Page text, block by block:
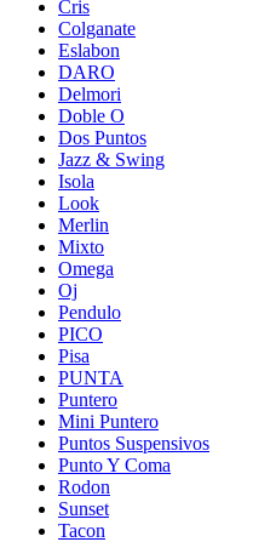
Cris
Colganate
Eslabon
DARO
Delmori
Doble O
Dos Puntos
Jazz & Swing
Isola
Look
Merlin
Mixto
Omega
Oj
Pendulo
PICO
Pisa
PUNTA
Puntero
Mini Puntero
Puntos Suspensivos
Punto Y Coma
Rodon
Sunset
Tacon